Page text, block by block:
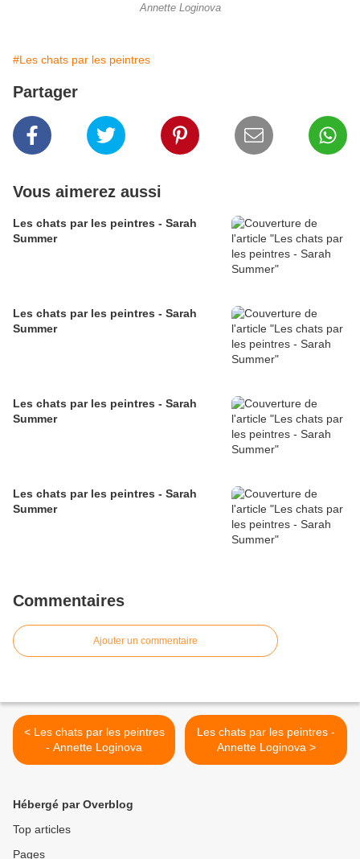
Annette Loginova
#Les chats par les peintres
Partager
Vous aimerez aussi
Les chats par les peintres - Sarah
Summer
Les chats par les peintres - Sarah
Summer
Les chats par les peintres - Sarah
Summer
Les chats par les peintres - Sarah
Summer
Commentaires
Ajouter un commentaire
< Les chats par les peintres
- Annette Loginova
Les chats par les peintres -
Annette Loginova >
Hébergé par Overblog
Top articles
Pages